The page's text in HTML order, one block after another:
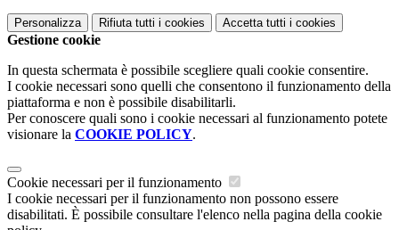
Personalizza Rifiuta tutti i cookies Accetta tutti i cookies
Gestione cookie
In questa schermata è possibile scegliere quali cookie consentire.
I cookie necessari sono quelli che consentono il funzionamento della
piattaforma e non è possibile disabilitarli.
Per conoscere quali sono i cookie necessari al funzionamento potete
visionare la COOKIE POLICY.
Cookie necessari per il funzionamento
I cookie necessari per il funzionamento non possono essere
disabilitati. È possibile consultare l'elenco nella pagina della cookie